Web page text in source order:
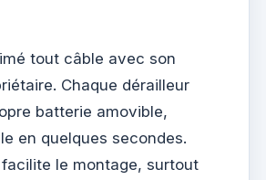
tout câble avec son
Chaque dérailleur
batterie amovible,
en quelques secondes.
le montage, surtout